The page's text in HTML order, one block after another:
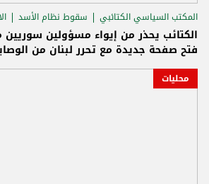
المكتب السياسي الكتائبي سقوط نظام الأسد
الكتائب يحذر من إيواء مسؤولين
فتح صفحة جديدة مع تحرر لبنان من
محليات